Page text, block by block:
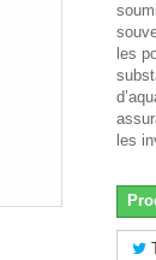
les
les